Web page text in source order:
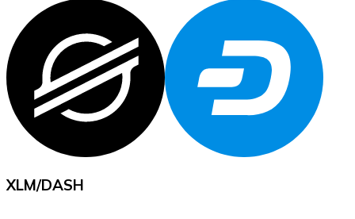
XRP
XRP
XLM/DASH